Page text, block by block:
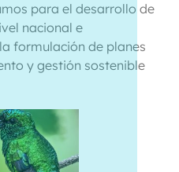
para el desarrollo de
nacional e
formulación de planes
y gestión sostenible